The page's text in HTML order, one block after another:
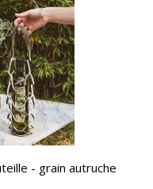
- grain autruche